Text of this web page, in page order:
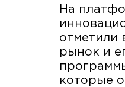
На
отметили
рынок и
которые